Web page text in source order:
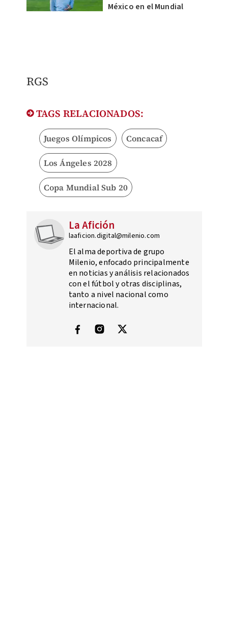
México en el Mundial
RGS
TAGS RELACIONADOS:
Juegos Olímpicos Concacaf
Los Ángeles 2028
Copa Mundial Sub 20
La Afición
laaficion.digital@milenio.com
El alma deportiva de grupo
Milenio, enfocado principalmente
en noticias y análisis relacionados
con el fútbol y otras disciplinas,
tanto a nivel nacional como
internacional.